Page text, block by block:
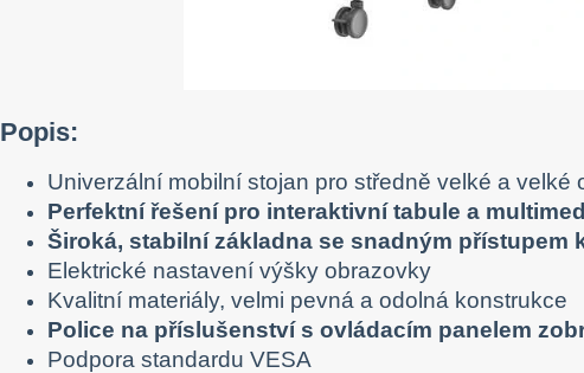
Popis:
Univerzální mobilní stojan pro středně velké a velké
Perfektní řešení pro interaktivní tabule a
Široká, stabilní základna se snadným přístupem
Elektrické nastavení výšky obrazovky
Kvalitní materiály, velmi pevná a odolná konstrukce
Police na příslušenství s ovládacím panelem
Podpora standardu VESA